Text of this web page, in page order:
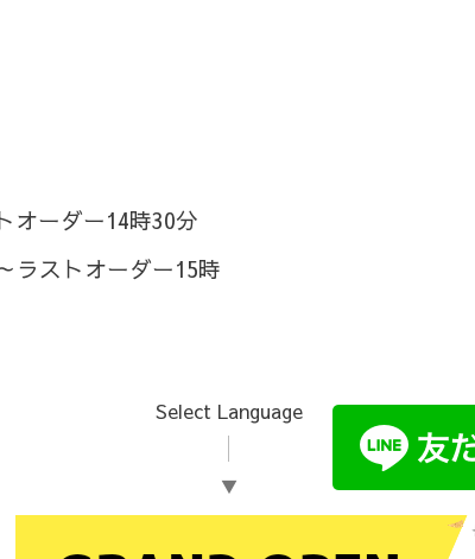
ーダー14時30分
ストオーダー15時
Select Language
▼